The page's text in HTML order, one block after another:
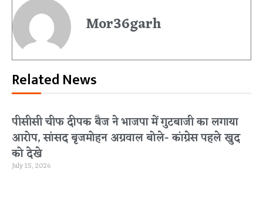
Mor36garh
Related News
पीसीसी चीफ दीपक बैज ने भाजपा में गुटबाजी का लगाया
आरोप, सांसद बृजमोहन अग्रवाल बोले- कांग्रेस पहले खुद
को देखे
July 15, 2026